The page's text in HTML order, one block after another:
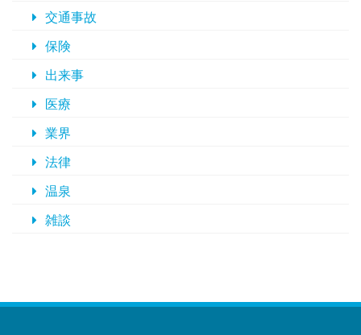
交通事故
保険
出来事
医療
業界
法律
温泉
雑談